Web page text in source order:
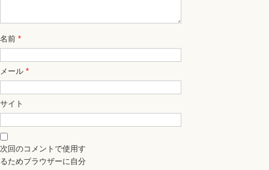
名前 *
メール *
サイト
次回のコメントで使用す
るためブラウザーに自分